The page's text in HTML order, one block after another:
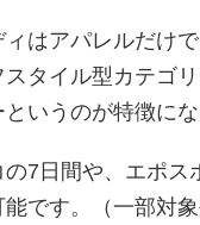
ィはアパレルだけ
タイル型カテゴ
いうのが特徴にな
7日間や、エポス
能です。（一部対